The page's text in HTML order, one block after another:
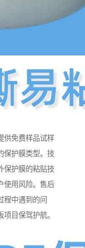
供免费样品试样
保护膜类型。技
保护膜的粘贴技
使用风险。售后
程中遇到的问
目保驾护航。